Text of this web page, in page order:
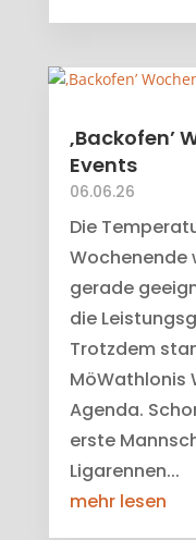
‚Backofen’
Events
06.06.26
Die
Wochenende
gerade
die
Trotzdem
MöWathlonis
Agenda.
erste
Ligarennen...
mehr lesen